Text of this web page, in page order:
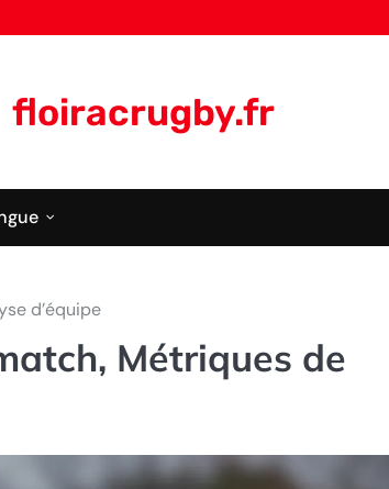
floiracrugby.fr
d’équipe
Métriques de